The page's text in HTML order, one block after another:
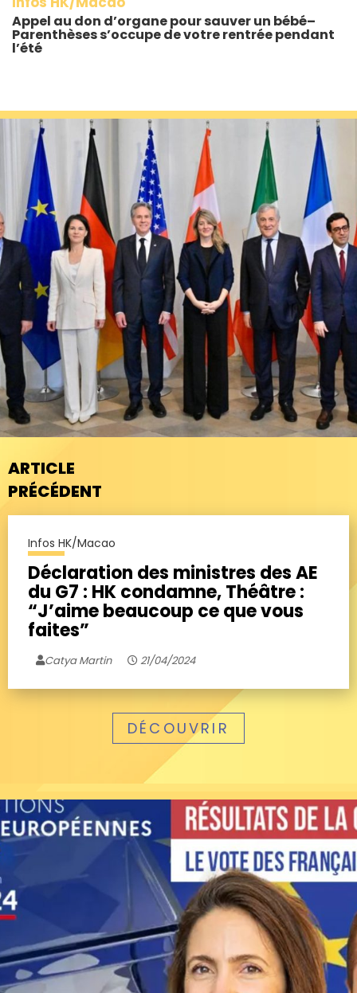
Appel au don d’organe pour sauver un bébé–
Parenthèses s’occupe de votre rentrée pendant
l’été
ARTICLE
PRÉCÉDENT
Infos HK/Macao
Déclaration des ministres des AE
du G7 : HK condamne, Théâtre :
“J’aime beaucoup ce que vous
faites”
Catya Martin 21/04/2024
DÉCOUVRIR